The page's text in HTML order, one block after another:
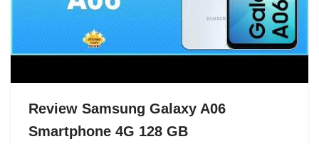
Review Samsung Galaxy A06
Smartphone 4G 128 GB